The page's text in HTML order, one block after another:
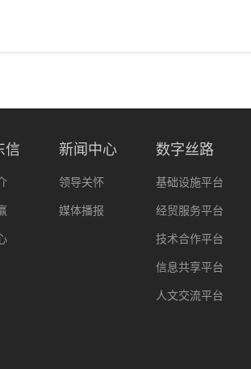
信 新闻中心
领导关怀
媒体播报
数字丝路
基础设施平台
经贸服务平台
技术合作平台
信息共享平台
人文交流平台